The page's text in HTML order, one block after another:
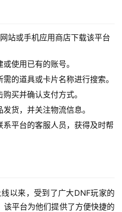
站或手机应用商店下载该平台
使用已有的账号。
的道具或卡片名称进行搜索。
买并确认支付方式。
货，并关注物流信息。
平台的客服人员，获得及时帮
以来，受到了广大DNF玩家的
平台为他们提供了方便快捷的